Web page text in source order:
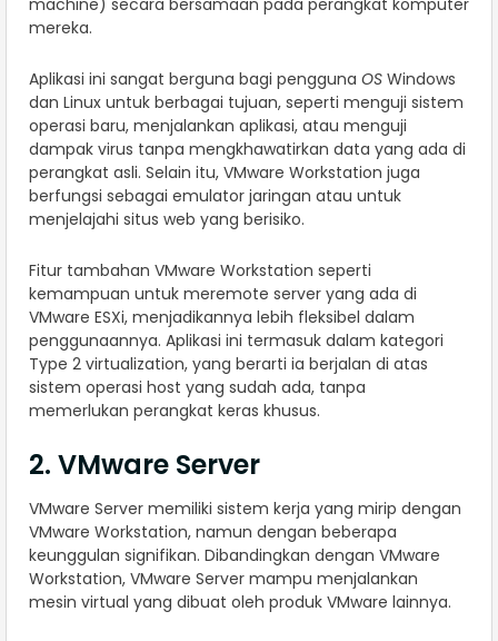
machine) secara bersamaan pada perangkat komputer
mereka.
Aplikasi ini sangat berguna bagi pengguna OS Windows
dan Linux untuk berbagai tujuan, seperti menguji sistem
operasi baru, menjalankan aplikasi, atau menguji
dampak virus tanpa mengkhawatirkan data yang ada di
perangkat asli. Selain itu, VMware Workstation juga
berfungsi sebagai emulator jaringan atau untuk
menjelajahi situs web yang berisiko.
Fitur tambahan VMware Workstation seperti
kemampuan untuk meremote server yang ada di
VMware ESXi, menjadikannya lebih fleksibel dalam
penggunaannya. Aplikasi ini termasuk dalam kategori
Type 2 virtualization, yang berarti ia berjalan di atas
sistem operasi host yang sudah ada, tanpa
memerlukan perangkat keras khusus.
2. VMware Server
VMware Server memiliki sistem kerja yang mirip dengan
VMware Workstation, namun dengan beberapa
keunggulan signifikan. Dibandingkan dengan VMware
Workstation, VMware Server mampu menjalankan
mesin virtual yang dibuat oleh produk VMware lainnya.